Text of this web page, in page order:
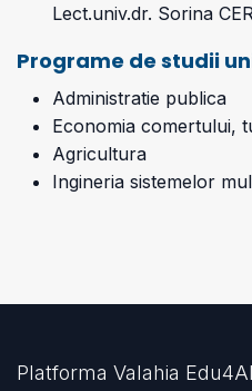
Lect.univ.dr. Sorina
Programe de studii
Administratie publica
Economia comertului,
Agricultura
Ingineria sistemelor
Platforma Valahia